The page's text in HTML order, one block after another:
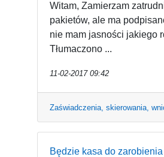
Witam, Zamierzam
pakietów, ale ma
nie mam jasności jakiego
Tłumaczono ...
11-02-2017 09:42
Zaświadczenia, skierowania,
Będzie kasa do zarobienia